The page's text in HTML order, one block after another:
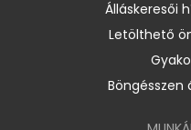
Álláskeresői
Letölthető
Böngésszen